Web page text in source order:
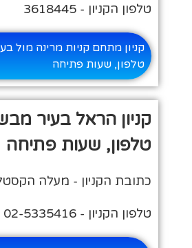
טלפון הקניון - 3618445
קניון מתחם קניות מרינה מול
טלפון, שעות פתיחה
קניון הראל בעיר
טלפון, שעות פתיחה
כתובת הקניון - מעלה
טלפון הקניון - 02-5335416